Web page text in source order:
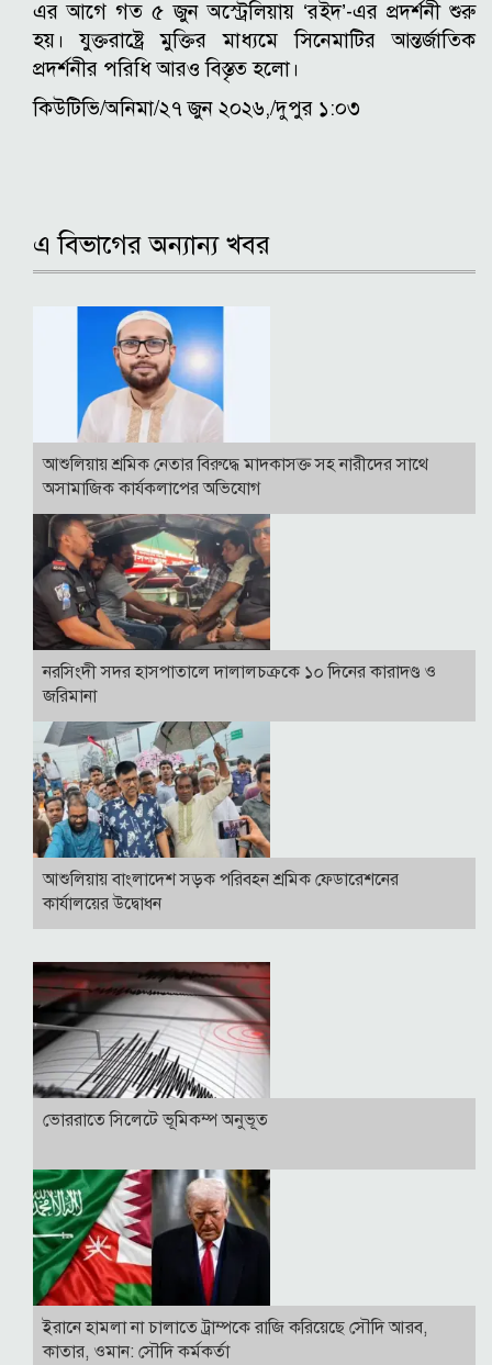
এর আগে গত ৫ জুন অস্ট্রেলিয়ায় ‘রইদ’-এর প্রদর্শনী শুরু
হয়। যুক্তরাষ্ট্রে মুক্তির মাধ্যমে সিনেমাটির আন্তর্জাতিক
প্রদর্শনীর পরিধি আরও বিস্তৃত হলো।
কিউটিভি/অনিমা/২৭ জুন ২০২৬,/দুপুর ১:০৩
এ বিভাগের অন্যান্য খবর
আশুলিয়ায় শ্রমিক নেতার বিরুদ্ধে মাদকাসক্ত সহ নারীদের সাথে
অসামাজিক কার্যকলাপের অভিযোগ
নরসিংদী সদর হাসপাতালে দালালচক্রকে ১০ দিনের কারাদণ্ড ও
জরিমানা
আশুলিয়ায় বাংলাদেশ সড়ক পরিবহন শ্রমিক ফেডারেশনের
কার্যালয়ের উদ্বোধন
ভোররাতে সিলেটে ভূমিকম্প অনুভূত
ইরানে হামলা না চালাতে ট্রাম্পকে রাজি করিয়েছে সৌদি আরব,
কাতার, ওমান: সৌদি কর্মকর্তা